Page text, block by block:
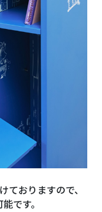
ておりますので、
です。